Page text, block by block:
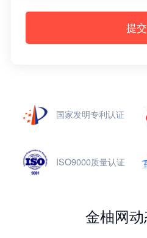
提交
国家发明专利认证
ISO9000质量认证
金柚网